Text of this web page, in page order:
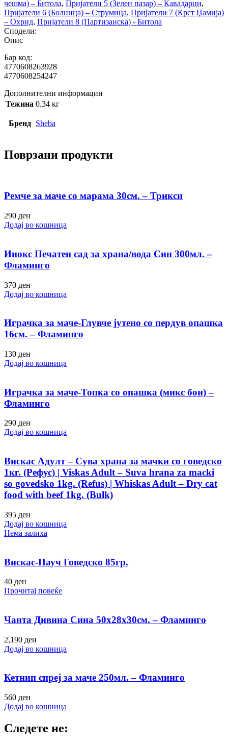
чешма) – Битола, Пријатели 5 (Зелен пазар) – Кавадарци,
Пријатели 6 (Болница) – Струмица, Пријатели 7 (Крст Џамија)
– Охрид, Пријатели 8 (Партизанска) - Битола
Сподели:
Опис
Бар код:
4770608263928
4770608254247
Дополнителни информации
Тежина 0.34 кг
Бренд Sheba
Поврзани продукти
Ремче за маче со марама 30см. – Трикси
290 ден
Додај во кошница
Инокс Печатен сад за храна/вода Син 300мл. –
Фламинго
370 ден
Додај во кошница
Играчка за маче-Глувче јутено со пердув опашка
16см. – Фламинго
130 ден
Додај во кошница
Играчка за маче-Топка со опашка (микс бои) –
Фламинго
290 ден
Додај во кошница
Вискас Адулт – Сува храна за мачки со говедско
1кг. (Рефус) | Viskas Adult – Suva hrana za macki
so govedsko 1kg. (Refus) | Whiskas Adult – Dry cat
food with beef 1kg. (Bulk)
395 ден
Додај во кошница
Нема залиха
Вискас-Пауч Говедско 85гр.
40 ден
Прочитај повеќе
Чанта Дивина Сина 50х28х30см. – Фламинго
2,190 ден
Додај во кошница
Кетнип спреј за маче 250мл. – Фламинго
560 ден
Додај во кошница
Следете не: